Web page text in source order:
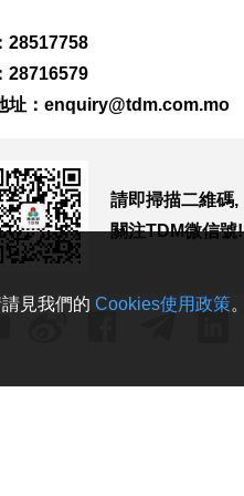
28517758
28716579
址： enquiry@tdm.com.mo
請即掃描二維碼,
關注TDM微信號!
見我們的 Cookies使用政策。